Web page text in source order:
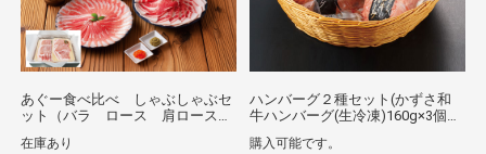
あぐー食べ比べ しゃぶしゃぶセ
ット（バラ ロース 肩ロース
在庫あり
ハンバーグ２種セット(かずさ和
牛ハンバーグ(生冷凍)160g×3個
個)【KWHH-3】
購入可能です。